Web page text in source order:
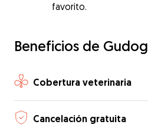
favorito.
Beneficios de Gudog
Cobertura veterinaria
Cancelación gratuita